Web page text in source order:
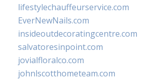
lifestylechauffeurservice.com
EverNewNails.com
insideoutdecoratingcentre.com
salvatoresinpoint.com
jovialfloralco.com
johnlscotthometeam.com